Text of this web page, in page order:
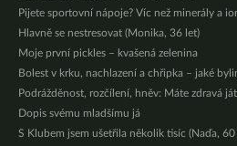
Pijete sportovní nápoje? Víc než minerály a
Hlavně se nestresovat (Monika, 36 let)
Moje první pickles – kvašená zelenina
Bolest v krku, nachlazení a chřipka – jaké
Podrážděnost, rozčílení, hněv: Máte zdravá
Dopis svému mladšímu já
S Klubem jsem ušetřila několik tisíc (Naďa, 60